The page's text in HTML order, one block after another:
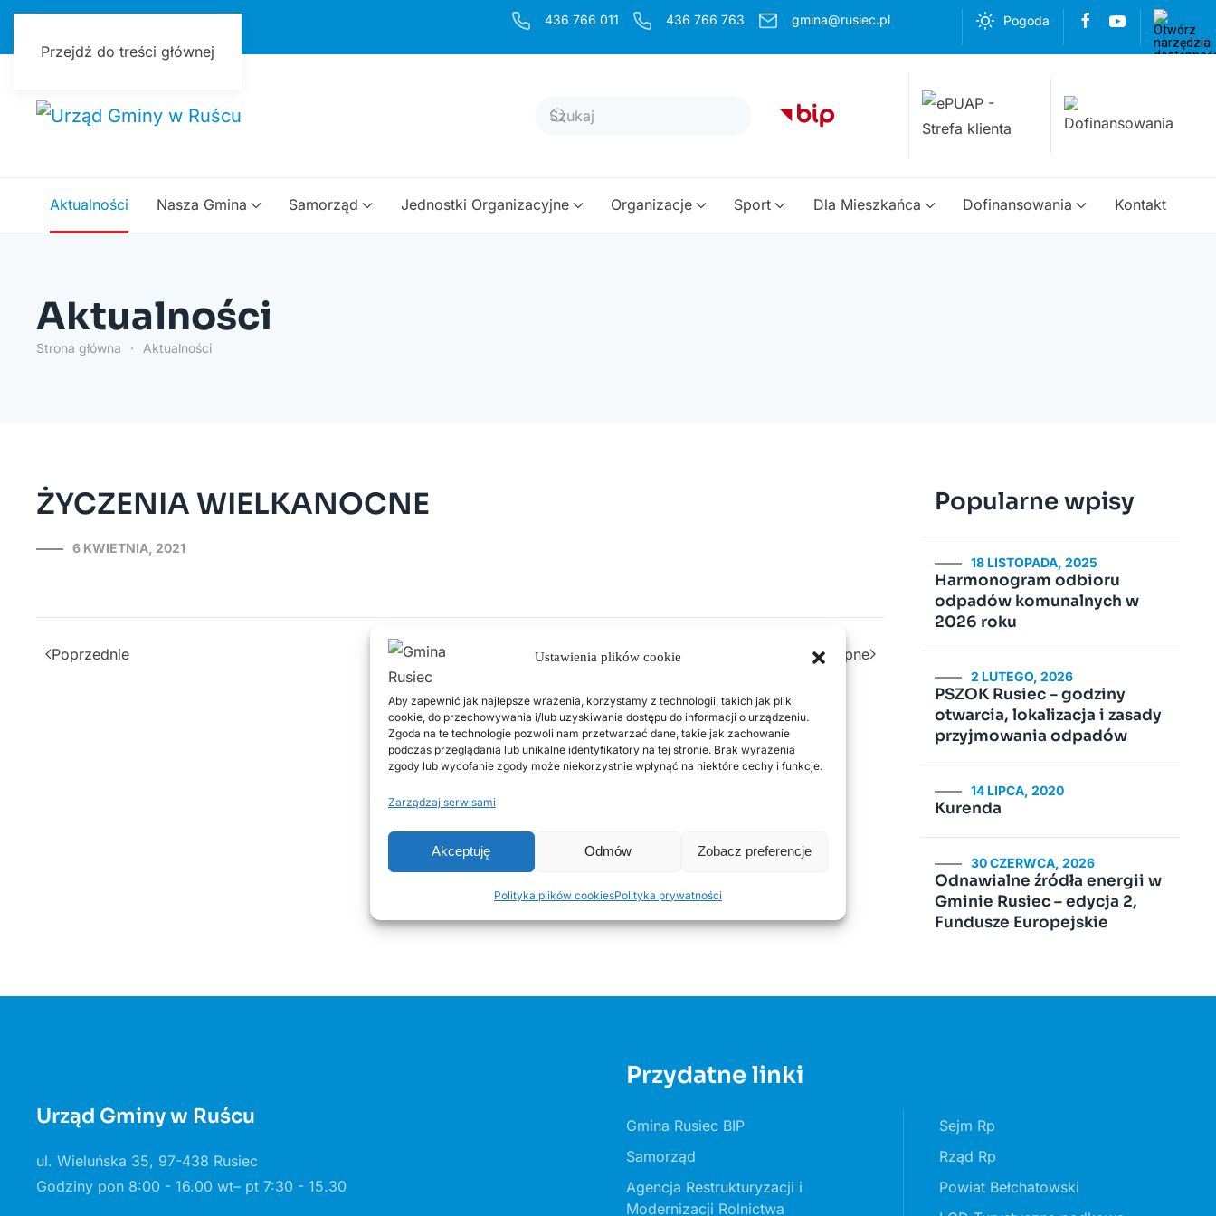
Ustawienia plików cookie
Aby zapewnić jak najlepsze wrażenia, korzystamy z technologii, takich jak pliki
cookie, do przechowywania i/lub uzyskiwania dostępu do informacji o urządzeniu.
Zgoda na te technologie pozwoli nam przetwarzać dane, takie jak zachowanie
podczas przeglądania lub unikalne identyfikatory na tej stronie. Brak wyrażenia
zgody lub wycofanie zgody może niekorzystnie wpłynąć na niektóre cechy i funkcje.
Zarządzaj serwisami
Akceptuję Odmów Zobacz preferencje
Polityka plików cookiesPolityka prywatności
Przejdź do treści głównej
436 766 011 436 766 763 gmina@rusiec.pl Pogoda
Aktualności Nasza Gmina Samorząd Jednostki Organizacyjne Organizacje Sport Dla Mieszkańca Dofinansowania Kontakt
Aktualności
Strona główna Aktualności
ŻYCZENIA WIELKANOCNE
6 KWIETNIA, 2021
Poprzednie Następne
Popularne wpisy
18 LISTOPADA, 2025
Harmonogram odbioru
odpadów komunalnych w
2026 roku
2 LUTEGO, 2026
PSZOK Rusiec – godziny
otwarcia, lokalizacja i zasady
przyjmowania odpadów
14 LIPCA, 2020
Kurenda
30 CZERWCA, 2026
Odnawialne źródła energii w
Gminie Rusiec – edycja 2,
Fundusze Europejskie
Urząd Gminy w Ruścu
ul. Wieluńska 35, 97-438 Rusiec
Godziny pon 8:00 - 16.00 wt– pt 7:30 - 15.30
Przydatne linki
Gmina Rusiec BIP
Samorząd
Agencja Restrukturyzacji i
Modernizacji Rolnictwa
Sejm Rp
Rząd Rp
Powiat Bełchatowski